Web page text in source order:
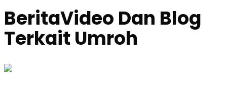
BeritaVideo Dan Blog
Terkait Umroh